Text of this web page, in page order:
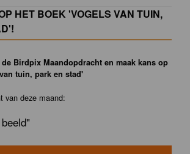
HET BOEK 'VOGELS VAN TUIN,
de Birdpix Maandopdracht en maak kans op
tuin, park en stad'
van deze maand: